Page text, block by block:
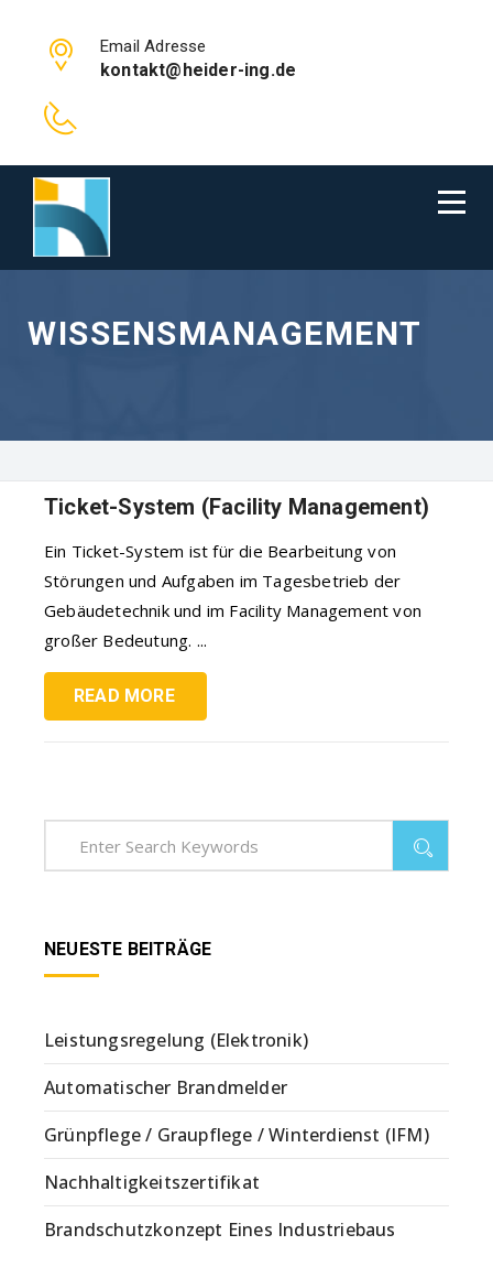
Email Adresse
kontakt@heider-ing.de
WISSENSMANAGEMENT
Ticket-System (Facility Management)
Ein Ticket-System ist für die Bearbeitung von
Störungen und Aufgaben im Tagesbetrieb der
Gebäudetechnik und im Facility Management von
großer Bedeutung. ...
READ MORE
NEUESTE BEITRÄGE
Leistungsregelung (Elektronik)
Automatischer Brandmelder
Grünpflege / Graupflege / Winterdienst (IFM)
Nachhaltigkeitszertifikat
Brandschutzkonzept Eines Industriebaus